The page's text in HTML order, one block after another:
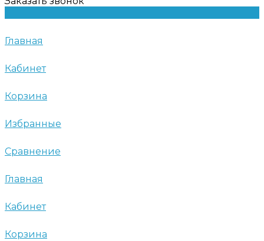
Главная
Кабинет
Корзина
Избранные
Сравнение
Главная
Кабинет
Корзина